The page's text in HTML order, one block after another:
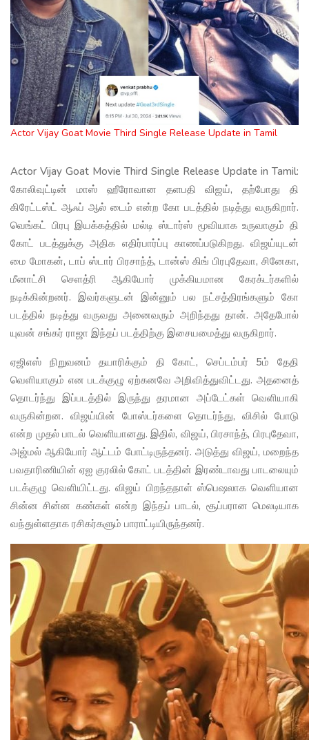
Actor Vijay Goat Movie Third Single Release Update in Tamil
Actor Vijay Goat Movie Third Single Release Update in Tamil:
கோலிவுட்டின் மாஸ் ஹீரோவான தளபதி விஜய், தற்போது தி
கிரேட்டஸ்ட் ஆஃப் ஆல் டைம் என்ற கோ படத்தில் நடித்து வருகிறார்.
வெங்கட் பிரபு இயக்கத்தில் மல்டி ஸ்டார்ஸ் மூவியாக உருவாகும் தி
கோட் படத்துக்கு அதிக எதிர்பார்ப்பு காணப்படுகிறது. விஜய்யுடன்
மை மோகன், டாப் ஸ்டார் பிரசாந்த், டான்ஸ் கிங் பிரபுதேவா, சினேகா,
மீனாட்சி செளத்ரி ஆகியோர் முக்கியமான கேரக்டர்களில்
நடிக்கின்றனர். இவர்களுடன் இன்னும் பல நட்சத்திரங்களும் கோ
படத்தில் நடித்து வருவது அனைவரும் அறிந்தது தான். அதேபோல்
யுவன் சங்கர் ராஜா இந்தப் படத்திற்கு இசையமைத்து வருகிறார்.
ஏஜிஎஸ் நிறுவனம் தயாரிக்கும் தி கோட், செப்டம்பர் 5ம் தேதி
வெளியாகும் என படக்குழு ஏற்கனவே அறிவித்துவிட்டது. அதனைத்
தொடர்ந்து இப்படத்தில் இருந்து தரமான அப்டேட்கள் வெளியாகி
வருகின்றன. விஜய்யின் போஸ்டர்களை தொடர்ந்து, விசில் போடு
என்ற முதல் பாடல் வெளியானது. இதில், விஜய், பிரசாந்த், பிரபுதேவா,
அஜ்மல் ஆகியோர் ஆட்டம் போட்டிருந்தனர். அடுத்து விஜய், மறைந்த
பவதாரிணியின் ஏஐ குரலில் கோட் படத்தின் இரண்டாவது பாடலையும்
படக்குழு வெளியிட்டது. விஜய் பிறந்தநாள் ஸ்பெஷலாக வெளியான
சின்ன சின்ன கண்கள் என்ற இந்தப் பாடல், சூப்பரான மெலடியாக
வந்துள்ளதாக ரசிகர்களும் பாராட்டியிருந்தனர்.